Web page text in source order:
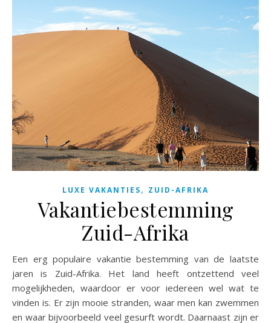
LUXE VAKANTIES, ZUID-AFRIKA
Vakantiebestemming
Zuid-Afrika
Een erg populaire vakantie bestemming van de laatste
jaren is Zuid-Afrika. Het land heeft ontzettend veel
mogelijkheden, waardoor er voor iedereen wel wat te
vinden is. Er zijn mooie stranden, waar men kan zwemmen
en waar bijvoorbeeld veel gesurft wordt. Daarnaast zijn er